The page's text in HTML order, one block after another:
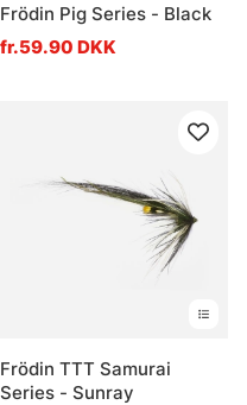
Frödin Pig Series - Black
fr.59.90 DKK
Frödin TTT Samurai
Series - Sunray